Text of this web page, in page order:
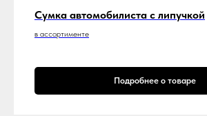
Сумка автомобилиста с липучкой
в ассортименте
Подробнее о товаре